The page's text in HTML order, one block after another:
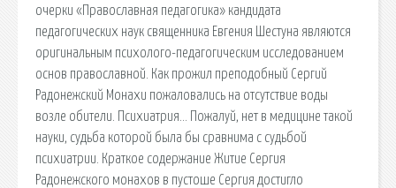
очерки «Православная педагогика» кандидата
педагогических наук священника Евгения Шестуна являются
оригинальным психолого-педагогическим исследованием
основ православной. Как прожил преподобный Сергий
Радонежский Монахи пожаловались на отсутствие воды
возле обители. Психиатрия… Пожалуй, нет в медицине такой
науки, судьба которой была бы сравнима с судьбой
психиатрии. Краткое содержание Житие Сергия
Радонежского монахов в пустоше Сергия достигло